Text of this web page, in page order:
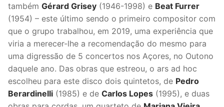
também Gérard Grisey (1946-1998) e Beat Furrer
(1954) – este último sendo o primeiro compositor com
que o grupo trabalhou, em 2019, uma experiência que
viria a merecer-lhe a recomendação do mesmo para
uma digressão de 5 concertos nos Açores, no Outono
daquele ano. Das obras que estreou, o ars ad hoc
escolheu para este disco dois quintetos, de Pedro
Berardinelli (1985) e de Carlos Lopes (1995), e duas